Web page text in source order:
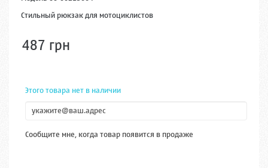
Стильный рюкзак для мотоциклистов
487 грн
Этого товара нет в наличии
Сообщите мне, когда товар появится в продаже